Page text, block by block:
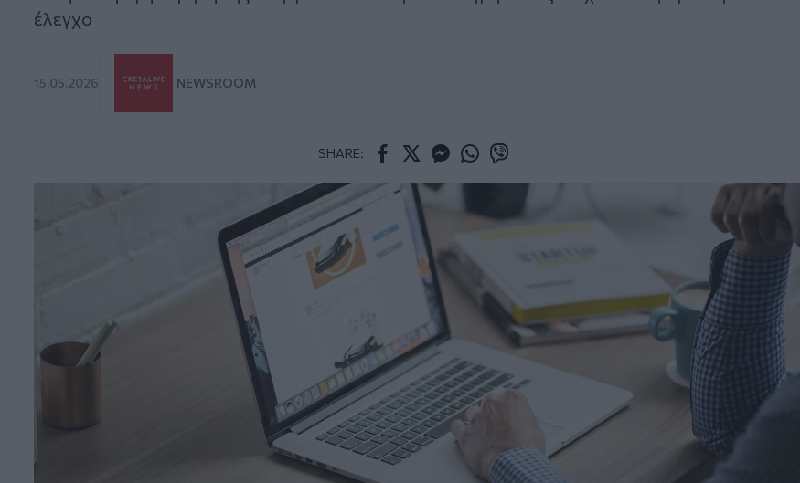
έλεγχο
15.05.2026 NEWSROOM
SHARE: